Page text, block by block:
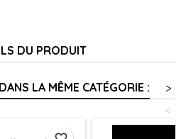
DU PRODUIT
LA MÊME CATÉGORIE :
>
<